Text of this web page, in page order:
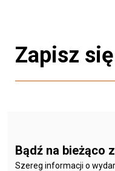
Zapisz
Bądź na bieżąco
Szereg informacji o